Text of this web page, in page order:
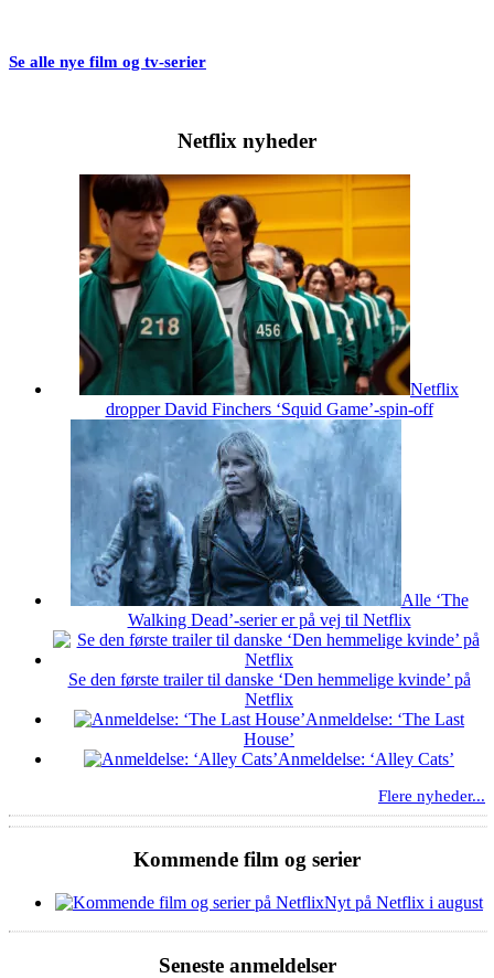
Se alle nye film og tv-serier
Netflix nyheder
Netflix
dropper David Finchers ‘Squid Game’-spin-off
Alle ‘The
Walking Dead’-serier er på vej til Netflix
Se den første trailer til danske ‘Den hemmelige kvinde’ på
Netflix
Anmeldelse: ‘The Last
House’
Anmeldelse: ‘Alley Cats’
Flere nyheder...
Kommende film og serier
Nyt på Netflix i august
Seneste anmeldelser